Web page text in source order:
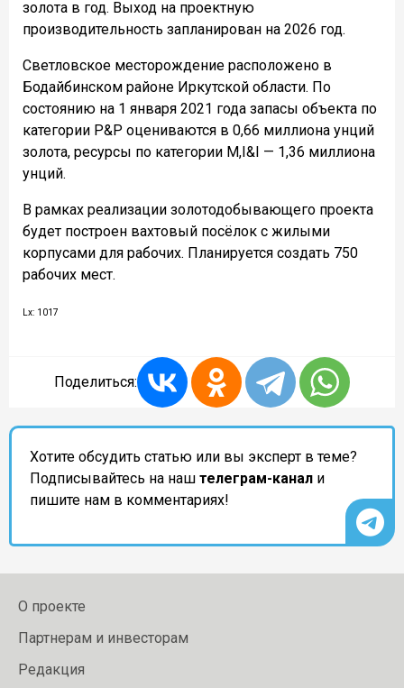
золота в год. Выход на проектную
производительность запланирован на 2026 год.
Светловское месторождение расположено в
Бодайбинском районе Иркутской области. По
состоянию на 1 января 2021 года запасы объекта по
категории P&P оцениваются в 0,66 миллиона унций
золота, ресурсы по категории M,I&I — 1,36 миллиона
унций.
В рамках реализации золотодобывающего проекта
будет построен вахтовый посёлок с жилыми
корпусами для рабочих. Планируется создать 750
рабочих мест.
Lx: 1017
Поделиться:
Хотите обсудить статью или вы эксперт в теме?
Подписывайтесь на наш телеграм-канал и
пишите нам в комментариях!
О проекте
Партнерам и инвесторам
Редакция